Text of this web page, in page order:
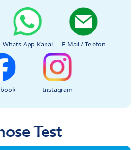
Whats-App-Kanal E-Mail / Telefon
Instagram
Test